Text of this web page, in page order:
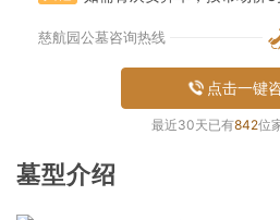
慈航园公墓咨询热线
点击一键
最近30天已有842位
墓型介绍